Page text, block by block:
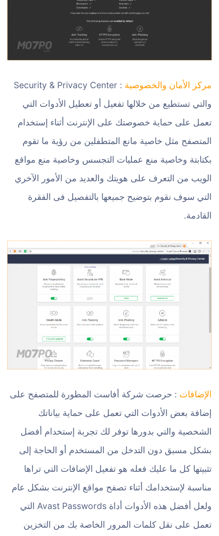
مركز الأمان والخصوصية
: Security & Privacy Center
والتي تستطيع من خلالها تفعيل أو تعطيل الأدوات التي
تعمل على حماية خصوصتك على الإنترنت أثناء إستخدام
المتصفح مثل خاصية مانع المتطفلين من رؤية ما تقوم
بكتابتة وخاصية منع عمليات التجسس وخاصية منع مواقع
الويب من التعرف على هويتك والعديد من الأمور الآخري
التي سوف نقوم بتوضيح جميعها بالتفصيل فى الفقرة
القادمة.
الإضافات : حرصت شركة أفاست المطورة للمتصفح على
إضافة بعض الأدوات التي تعمل على حماية بياناتك
الشخصية والتي بدورها توفر لك تجربة إستخدام أفضل
بشكل مسبق دون التدخل من المستخدم أو الحاجة إلى
تثبيتها كل ما عليك فعله هو تفعيل الإضافات التي تراها
مناسبة لإستخدامك أثناء تصفح مواقع الإنترنت بشكل عام
ولعل أفضل هذه الأدوات أداة Avast Passwords التي
تعمل على نقل كلمات المرور الخاصة بك من التخزين